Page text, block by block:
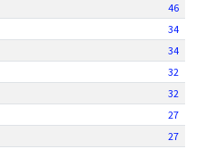
46
34
34
32
32
27
27